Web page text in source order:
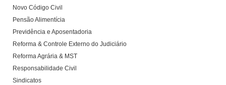
Novo Código Civil
Pensão Alimentícia
Previdência e Aposentadoria
Reforma & Controle Externo do Judiciário
Reforma Agrária & MST
Responsabilidade Civil
Sindicatos